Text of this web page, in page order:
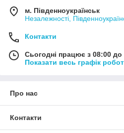
м. Південноукраїнськ
Незалежності,
Контакти
Сьогодні працює з 08:00 до
Показати весь графік
Про нас
Контакти